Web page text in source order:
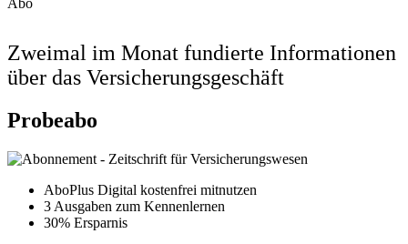
Zweimal im Monat fundierte Informationen
über das Versicherungsgeschäft
Probeabo
AboPlus Digital kostenfrei mitnutzen
3 Ausgaben zum Kennenlernen
30% Ersparnis